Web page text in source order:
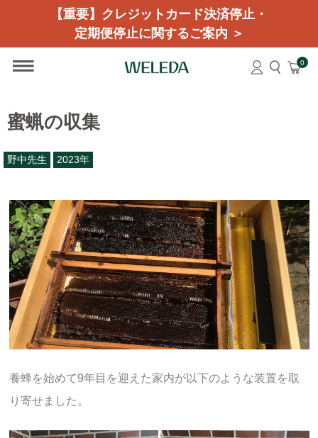
【重要】クレジットカード決済停止・
定期便停止に関するご案内 ＞
0
蜜蝋の収集
野中先生 2023年
養蜂を始めて9年目を迎えた家内が以下のような装置を取
り寄せました。